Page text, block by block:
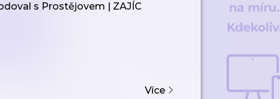
s Prostějovem | ZAJÍC
Více